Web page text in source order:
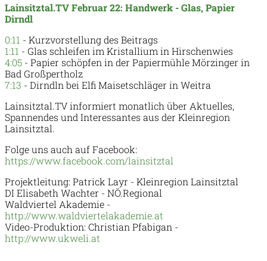
Lainsitztal.TV Februar 22: Handwerk - Glas, Papier
Dirndl
0:11 - Kurzvorstellung des Beitrags
1:11 - Glas schleifen im Kristallium in Hirschenwies
4:05 - Papier schöpfen in der Papiermühle Mörzinger in
Bad Großpertholz
7:13 - Dirndln bei Elfi Maisetschläger in Weitra
Lainsitztal.TV informiert monatlich über Aktuelles,
Spannendes und Interessantes aus der Kleinregion
Lainsitztal.
Folge uns auch auf Facebook:
https://www.facebook.com/lainsitztal
Projektleitung: Patrick Layr - Kleinregion Lainsitztal
DI Elisabeth Wachter - NÖ.Regional
Waldviertel Akademie -
http://www.waldviertelakademie.at
Video-Produktion: Christian Pfabigan -
http://www.ukweli.at